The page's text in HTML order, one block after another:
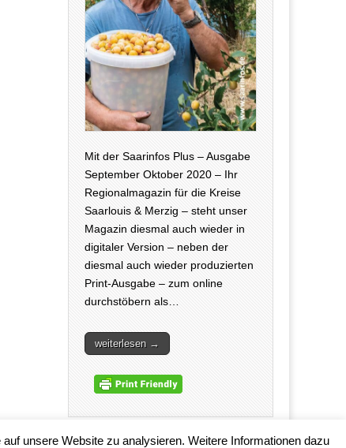
Mit der Saarinfos Plus – Ausgabe
September Oktober 2020 – Ihr
Regionalmagazin für die Kreise
Saarlouis & Merzig – steht unser
Magazin diesmal auch wieder in
digitaler Version – neben der
diesmal auch wieder produzierten
Print-Ausgabe – zum online
durchstöbern als…
weiterlesen →
unsere Website zu analysieren. Weitere Informationen dazu